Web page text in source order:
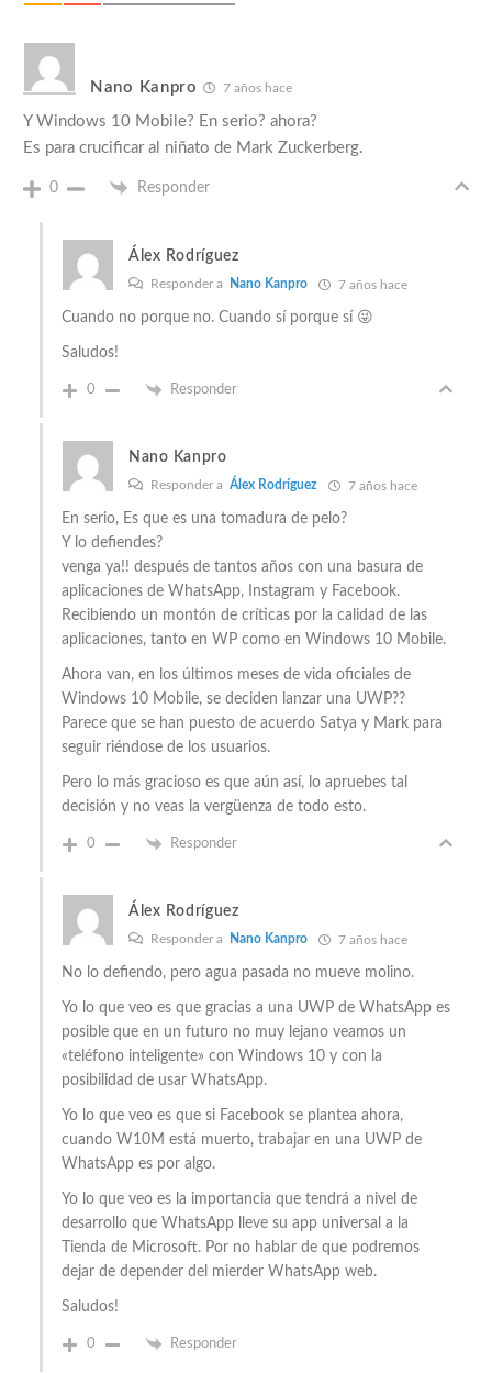
Nano Kanpro 7 años hace
Y Windows 10 Mobile? En serio? ahora?
Es para crucificar al niñato de Mark Zuckerberg.
0 Responder
Álex Rodríguez
Responder a Nano Kanpro 7 años hace
Cuando no porque no. Cuando sí porque sí 😜
Saludos!
0 Responder
Nano Kanpro
Responder a Álex Rodríguez 7 años hace
En serio, Es que es una tomadura de pelo?
Y lo defiendes?
venga ya!! después de tantos años con una basura de
aplicaciones de WhatsApp, Instagram y Facebook.
Recibiendo un montón de críticas por la calidad de las
aplicaciones, tanto en WP como en Windows 10 Mobile.
Ahora van, en los últimos meses de vida oficiales de
Windows 10 Mobile, se deciden lanzar una UWP??
Parece que se han puesto de acuerdo Satya y Mark para
seguir riéndose de los usuarios.
Pero lo más gracioso es que aún así, lo apruebes tal
decisión y no veas la vergüenza de todo esto.
0 Responder
Álex Rodríguez
Responder a Nano Kanpro 7 años hace
No lo defiendo, pero agua pasada no mueve molino.
Yo lo que veo es que gracias a una UWP de WhatsApp es
posible que en un futuro no muy lejano veamos un
«teléfono inteligente» con Windows 10 y con la
posibilidad de usar WhatsApp.
Yo lo que veo es que si Facebook se plantea ahora,
cuando W10M está muerto, trabajar en una UWP de
WhatsApp es por algo.
Yo lo que veo es la importancia que tendrá a nivel de
desarrollo que WhatsApp lleve su app universal a la
Tienda de Microsoft. Por no hablar de que podremos
dejar de depender del mierder WhatsApp web.
Saludos!
0 Responder